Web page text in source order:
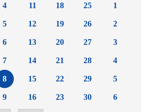
4
5
6
7
8
9
11
12
13
14
15
16
18
19
20
21
22
23
25
26
27
28
29
30
1
2
3
4
5
6